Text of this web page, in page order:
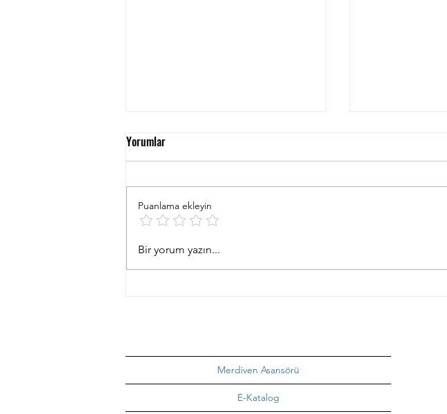
Dönel Merdivenlerde Maksimum
Konfor: Flow-X Merdiven Asansörü
Yakalayın:
Yorumlar
Puanlama ekleyin
Bir yorum yazın...
Merdiven Asansörü
E-Katalog